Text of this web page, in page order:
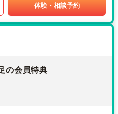
体験・相談予約
の会員特典